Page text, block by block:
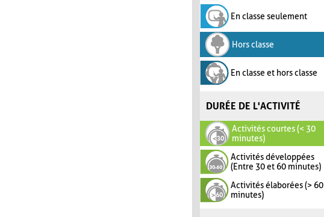
En classe seulement
Hors classe
En classe et hors classe
DURÉE DE L'ACTIVITÉ
Activités courtes (< 30
minutes)
Activités développées
(Entre 30 et 60 minutes)
Activités élaborées (> 60
minutes)